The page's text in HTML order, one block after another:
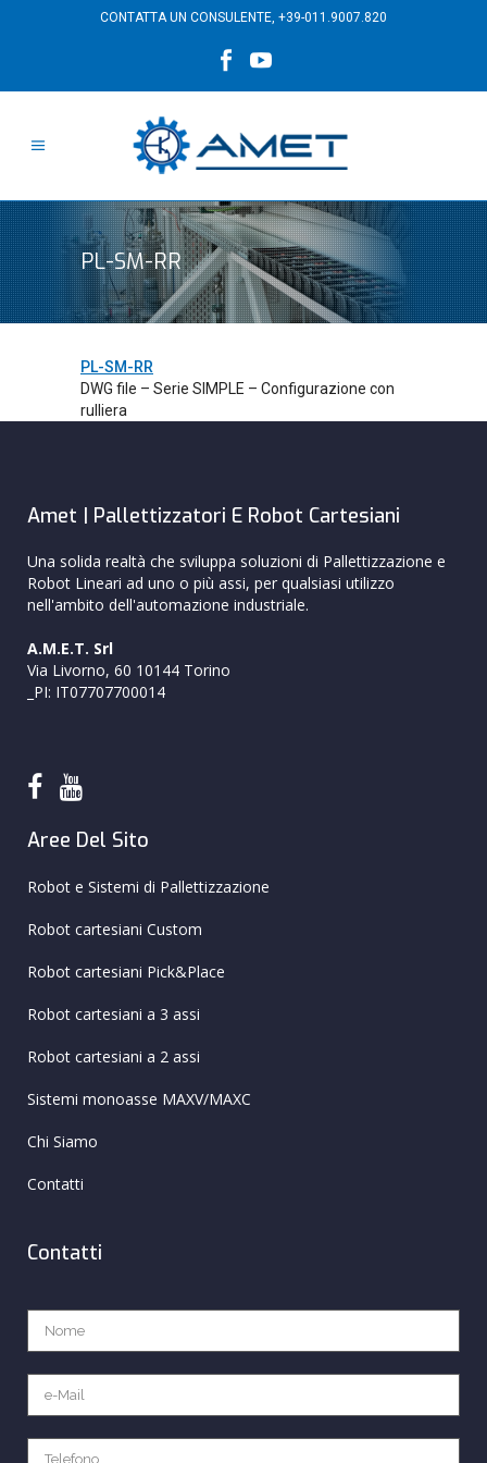
CONTATTA UN CONSULENTE, +39-011.9007.820
PL-SM-RR
PL-SM-RR
DWG file – Serie SIMPLE – Configurazione con
rulliera
Amet | Pallettizzatori E Robot Cartesiani
Una solida realtà che sviluppa soluzioni di Pallettizzazione e
Robot Lineari ad uno o più assi, per qualsiasi utilizzo
nell'ambito dell'automazione industriale.
A.M.E.T. Srl
Via Livorno, 60 10144 Torino
_PI: IT07707700014
Aree Del Sito
Robot e Sistemi di Pallettizzazione
Robot cartesiani Custom
Robot cartesiani Pick&Place
Robot cartesiani a 3 assi
Robot cartesiani a 2 assi
Sistemi monoasse MAXV/MAXC
Chi Siamo
Contatti
Contatti